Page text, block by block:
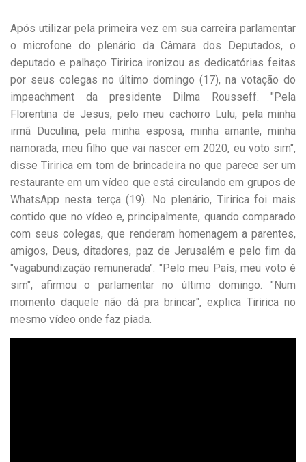
Após utilizar pela primeira vez em sua carreira parlamentar
o microfone do plenário da Câmara dos Deputados, o
deputado e palhaço Tiririca ironizou as dedicatórias feitas
por seus colegas no último domingo (17), na votação do
impeachment da presidente Dilma Rousseff. "Pela
Florentina de Jesus, pelo meu cachorro Lulu, pela minha
irmã Duculina, pela minha esposa, minha amante, minha
namorada, meu filho que vai nascer em 2020, eu voto sim",
disse Tiririca em tom de brincadeira no que parece ser um
restaurante em um vídeo que está circulando em grupos de
WhatsApp nesta terça (19). No plenário, Tiririca foi mais
contido que no vídeo e, principalmente, quando comparado
com seus colegas, que renderam homenagem a parentes,
amigos, Deus, ditadores, paz de Jerusalém e pelo fim da
"vagabundização remunerada". "Pelo meu País, meu voto é
sim", afirmou o parlamentar no último domingo. "Num
momento daquele não dá pra brincar", explica Tiririca no
mesmo vídeo onde faz piada.